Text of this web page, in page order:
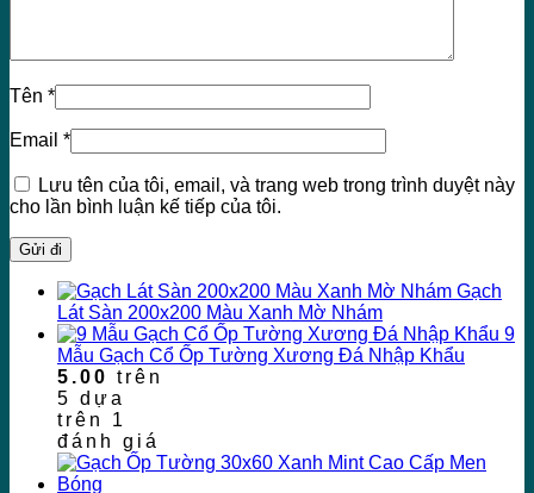
Tên *
Email *
Lưu tên của tôi, email, và trang web trong trình duyệt này
cho lần bình luận kế tiếp của tôi.
Gạch
Lát Sàn 200x200 Màu Xanh Mờ Nhám
9
Mẫu Gạch Cổ Ốp Tường Xương Đá Nhập Khẩu
5.00 trên
5 dựa
trên 1
đánh giá